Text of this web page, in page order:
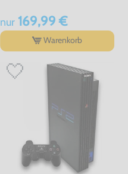
nur169,99 €
Warenkorb